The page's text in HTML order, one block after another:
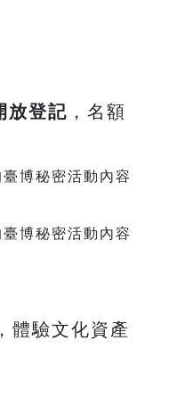
放登記 ，名額
體驗文化資產